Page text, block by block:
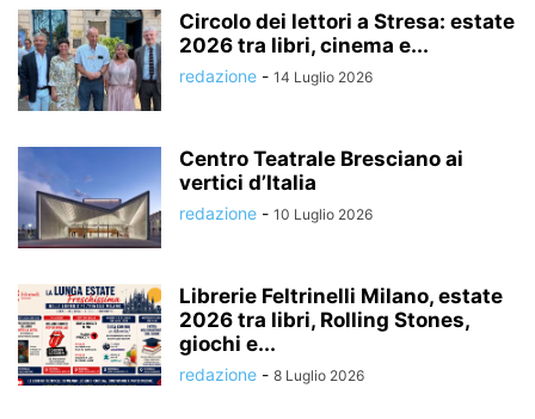
Circolo dei lettori a Stresa: estate
2026 tra libri, cinema e...
redazione - 14 Luglio 2026
Centro Teatrale Bresciano ai
vertici d’Italia
redazione - 10 Luglio 2026
Librerie Feltrinelli Milano, estate
2026 tra libri, Rolling Stones,
giochi e...
redazione - 8 Luglio 2026